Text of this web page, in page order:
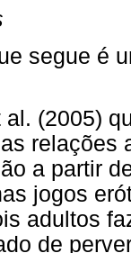
segue é
(2005)
relações
a partir
jogos
adultos
de